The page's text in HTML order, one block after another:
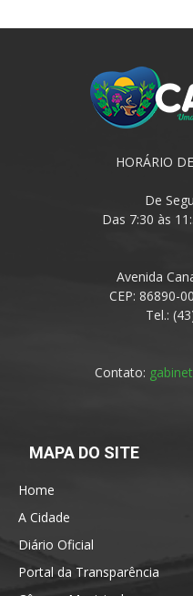
HORÁRIO
De
Das 7:30 às
Avenida
CEP: 86890-
Tel.:
Contato:
MAPA DO SITE
Home
A Cidade
Diário Oficial
Portal da Transparência